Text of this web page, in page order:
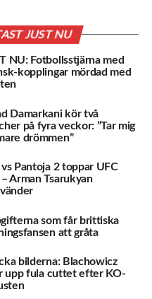
JUST NU
NU: Fotbollsstjärna med
kopplingar mördad med
Damarkani kör två
på fyra veckor: ”Tar mig
drömmen”
vs Pantoja 2 toppar UFC
Arman Tsarukyan
som får brittiska
att gråta
bilderna: Blachowicz
upp fula cuttet efter KO-